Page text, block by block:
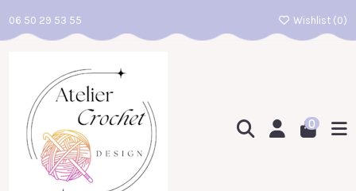
06 50 29 53 55 Wishlist (0)
0